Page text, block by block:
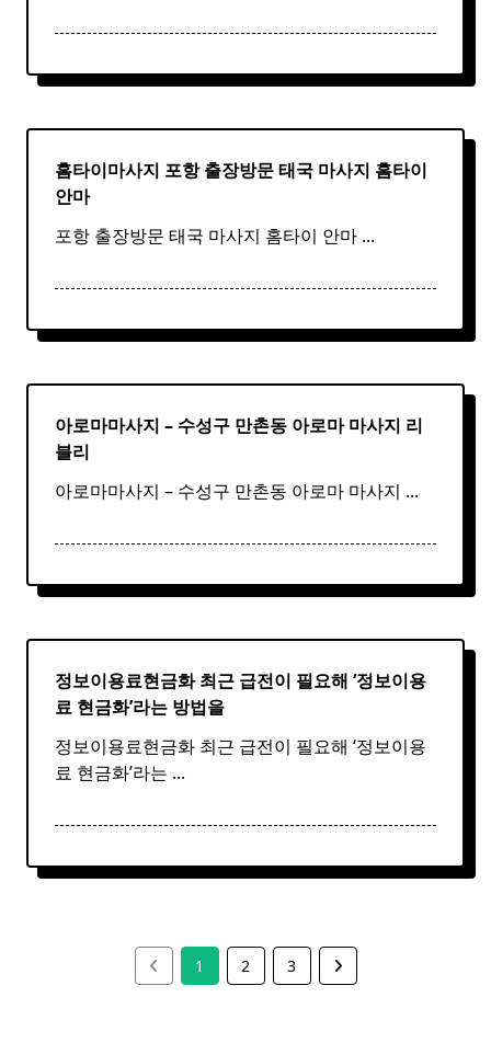
홈타이마사지 포항 출장방문 태국 마사지 홈타이
안마​
포항 출장방문 태국 마사지 홈타이 안마​ ...
아로마마사지 – 수성구 만촌동 아로마 마사지 리
블리
아로마마사지 – 수성구 만촌동 아로마 마사지 ...
정보이용료현금화 최근 급전이 필요해 ‘정보이용
료 현금화’라는 방법을
정보이용료현금화 최근 급전이 필요해 ‘정보이용
료 현금화’라는 ...
1 2 3